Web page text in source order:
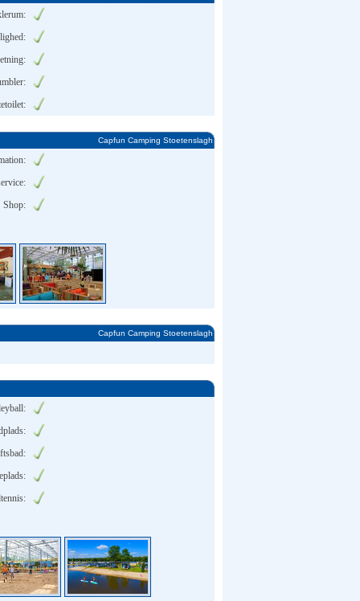
Capfun Camping Stoetenslagh
Shop:
Capfun Camping Stoetenslagh